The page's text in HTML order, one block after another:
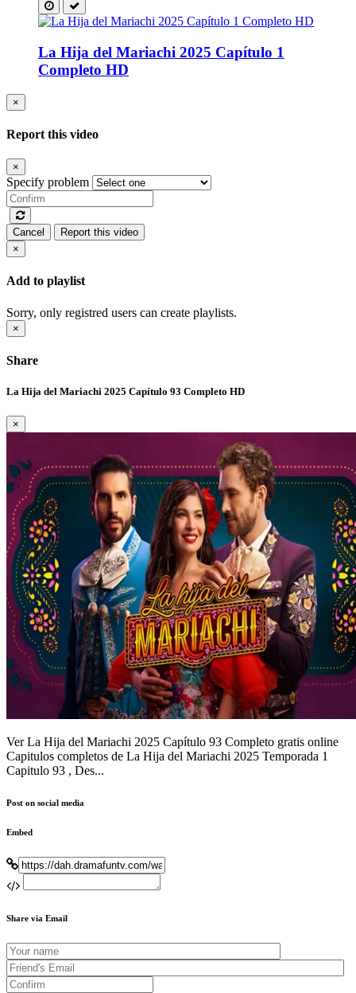
La Hija del Mariachi 2025 Capítulo 1
Completo HD
×
Report this video
×
Specify problem
Cancel
Report this video
×
Add to playlist
Sorry, only registred users can create playlists.
×
Share
La Hija del Mariachi 2025 Capítulo 93 Completo HD
×
Ver La Hija del Mariachi 2025 Capítulo 93 Completo gratis online
Capitulos completos de La Hija del Mariachi 2025 Temporada 1
Capitulo 93 , Des...
Post on social media
Embed
Share via Email